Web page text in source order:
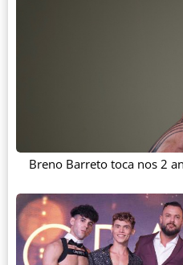
Breno Barreto toca nos 2